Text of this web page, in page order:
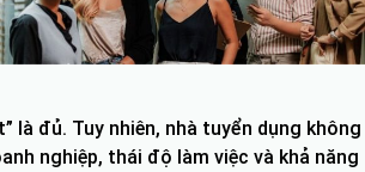
là đủ. Tuy nhiên, nhà tuyển dụng không
nghiệp, thái độ làm việc và khả năng